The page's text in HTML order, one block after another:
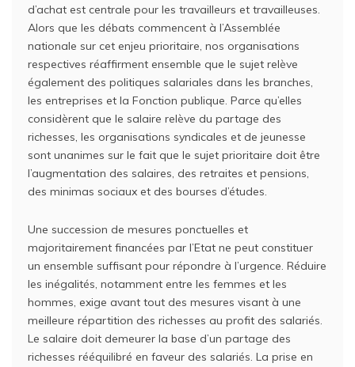
d’achat est centrale pour les travailleurs et travailleuses.
Alors que les débats commencent à l’Assemblée
nationale sur cet enjeu prioritaire, nos organisations
respectives réaffirment ensemble que le sujet relève
également des politiques salariales dans les branches,
les entreprises et la Fonction publique. Parce qu’elles
considèrent que le salaire relève du partage des
richesses, les organisations syndicales et de jeunesse
sont unanimes sur le fait que le sujet prioritaire doit être
l’augmentation des salaires, des retraites et pensions,
des minimas sociaux et des bourses d’études.
Une succession de mesures ponctuelles et
majoritairement financées par l’Etat ne peut constituer
un ensemble suffisant pour répondre à l’urgence. Réduire
les inégalités, notamment entre les femmes et les
hommes, exige avant tout des mesures visant à une
meilleure répartition des richesses au profit des salariés.
Le salaire doit demeurer la base d’un partage des
richesses rééquilibré en faveur des salariés. La prise en